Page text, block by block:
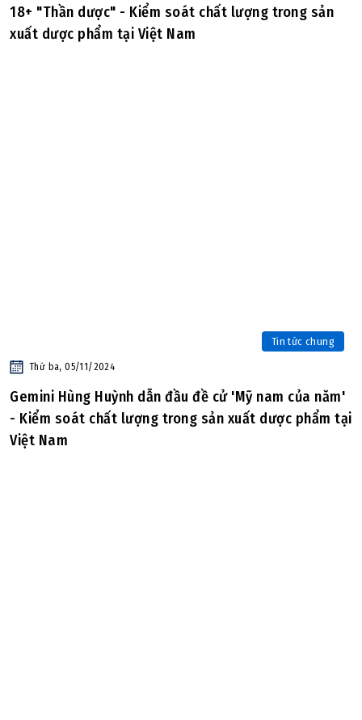
18+ "Thần dược" - Kiểm soát chất lượng trong sản
xuất dược phẩm tại Việt Nam
Tin tức chung
Thứ ba, 05/11/2024
Gemini Hùng Huỳnh dẫn đầu đề cử 'Mỹ nam của năm'
- Kiểm soát chất lượng trong sản xuất dược phẩm tại
Việt Nam